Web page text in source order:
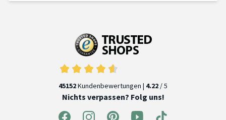
45152Kundenbewertungen | 4.22 / 5
Nichts verpassen? Folg uns!